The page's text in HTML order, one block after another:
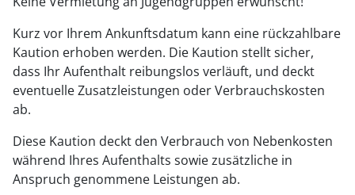
Kurz vor Ihrem Ankunftsdatum kann eine rückzahlbare
Kaution erhoben werden. Die Kaution stellt sicher,
dass Ihr Aufenthalt reibungslos verläuft, und deckt
eventuelle Zusatzleistungen oder Verbrauchskosten
ab.
Diese Kaution deckt den Verbrauch von Nebenkosten
während Ihres Aufenthalts sowie zusätzliche in
Anspruch genommene Leistungen ab.